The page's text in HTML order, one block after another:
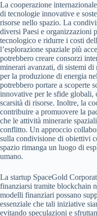
La cooperazione
di tecnologie innovative e
risorse nello spazio. La
diversi Paesi e organizzazioni
tecnologico e ridurre i costi
l’esplorazione spaziale più
potrebbero creare consorzi
minerari avanzati, di sistemi
per la produzione di energia
potrebbero portare a scoperte
innovative per le sfide globali,
scarsità di risorse. Inoltre, la
contribuire a promuovere la
che le attività minerarie
conflitto. Un approccio
sulla condivisione di obiettivi
spazio rimanga un luogo di
umano.
La startup SpaceGold
finanziarsi tramite blockchain
modelli finanziari possano
essenziale che tali iniziative
evitando speculazioni e